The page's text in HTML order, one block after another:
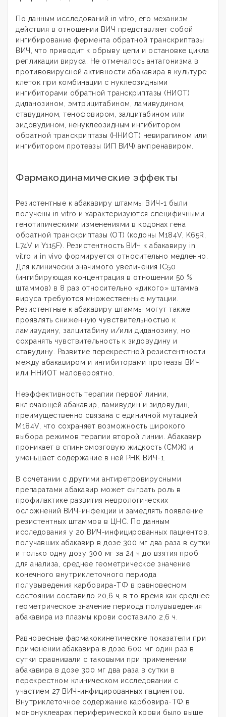
По данным исследований in vitro, его механизм
действия в отношении ВИЧ представляет собой
ингибирование фермента обратной транскриптазы
ВИЧ, что приводит к обрыву цепи и остановке цикла
репликации вируса. Не отмечалось антагонизма в
противовирусной активности абакавира в культуре
клеток при комбинации с нуклеозидными
ингибиторами обратной транскриптазы (НИОТ)
диданозином, эмтрицитабином, ламивудином,
ставудином, тенофовиром, залцитабином или
зидовудином, ненуклеозидным ингибитором
обратной транскриптазы (ННИОТ) невирапином или
ингибитором протеазы (ИП ВИЧ) ампренавиром.
Фармакодинамические эффекты
Резистентные к абакавиру штаммы ВИЧ-1 были
получены in vitro и характеризуются специфичными
генотипическими изменениями в кодонах гена
обратной транскриптазы (ОТ) (кодоны М184V, K65R,
L74V и Y115F). Резистентность ВИЧ к абакавиру in
vitro и in vivo формируется относительно медленно.
Для клинически значимого увеличения IC50
(ингибирующая концентрация в отношении 50 %
штаммов) в 8 раз относительно «дикого» штамма
вируса требуются множественные мутации.
Резистентные к абакавиру штаммы могут также
проявлять сниженную чувствительностью к
ламивудину, залцитабину и/или диданозину, но
сохранять чувствительность к зидовудину и
ставудину. Развитие перекрестной резистентности
между абакавиром и ингибиторами протеазы ВИЧ
или ННИОТ маловероятно.
Неэффективность терапии первой линии,
включающей абакавир, ламивудин и зидовудин,
преимущественно связана с единичной мутацией
М184V, что сохраняет возможность широкого
выбора режимов терапии второй линии. Абакавир
проникает в спинномозговую жидкость (СМЖ) и
уменьшает содержание в ней РНК ВИЧ-1.
В сочетании с другими антиретровирусными
препаратами абакавир может сыграть роль в
профилактике развития неврологических
осложнений ВИЧ-инфекции и замедлять появление
резистентных штаммов в ЦНС. По данным
исследования у 20 ВИЧ-инфицированных пациентов,
получавших абакавир в дозе 300 мг два раза в сутки
и только одну дозу 300 мг за 24 ч до взятия проб
для анализа, среднее геометрическое значение
конечного внутриклеточного периода
полувыведения карбовира-ТФ в равновесном
состоянии составило 20,6 ч, в то время как среднее
геометрическое значение периода полувыведения
абакавира из плазмы крови составило 2,6 ч.
Равновесные фармакокинетические показатели при
применении абакавира в дозе 600 мг один раз в
сутки сравнивали с таковыми при применении
абакавира в дозе 300 мг два раза в сутки в
перекрестном клиническом исследовании с
участием 27 ВИЧ-инфицированных пациентов.
Внутриклеточное содержание карбовира-ТФ в
мононуклеарах периферической крови было выше